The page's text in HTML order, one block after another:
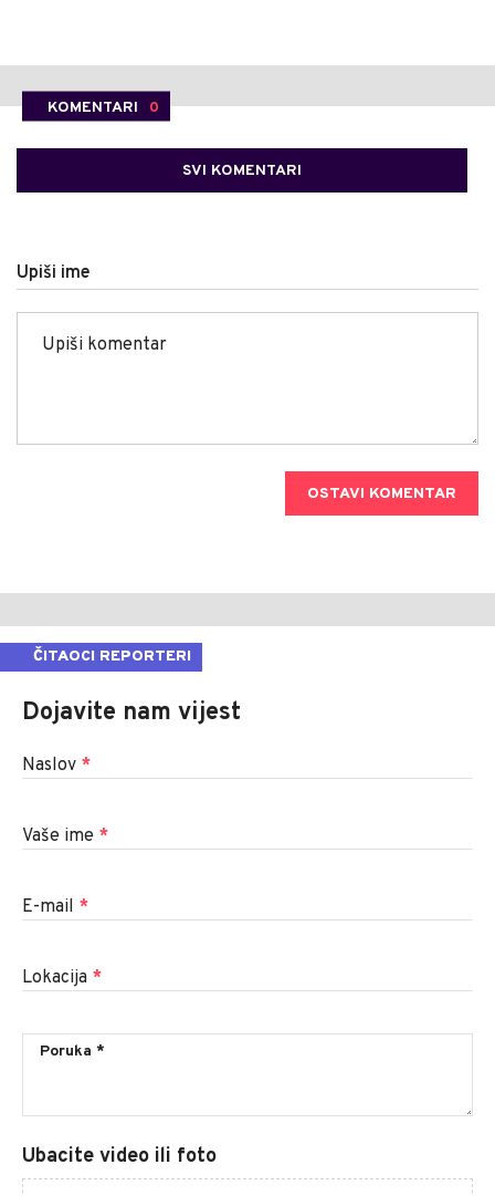
KOMENTARI 0
SVI KOMENTARI
Upiši ime
OSTAVI KOMENTAR
ČITAOCI REPORTERI
Dojavite nam vijest
Naslov *
Vaše ime *
E-mail *
Lokacija *
Ubacite video ili foto